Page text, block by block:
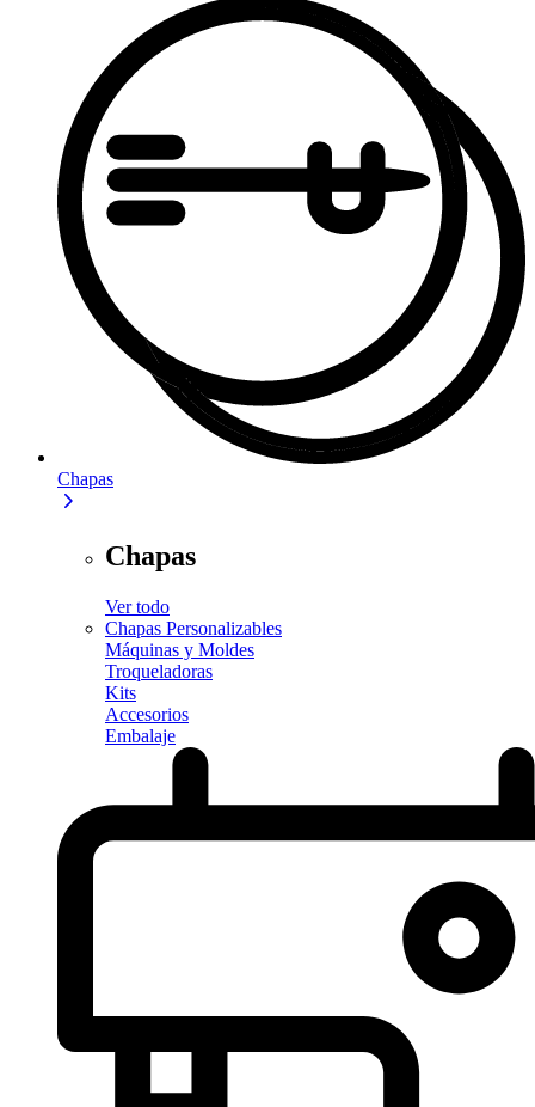
Chapas
Chapas
Ver todo
Chapas Personalizables
Máquinas y Moldes
Troqueladoras
Kits
Accesorios
Embalaje